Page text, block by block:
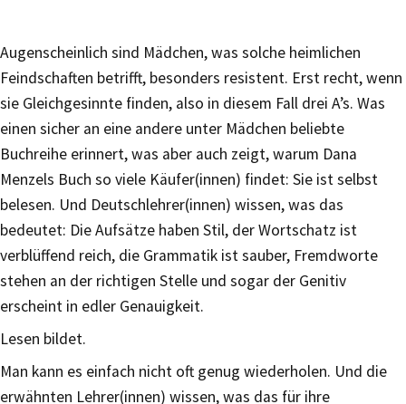
Augenscheinlich sind Mädchen, was solche heimlichen
Feindschaften betrifft, besonders resistent. Erst recht, wenn
sie Gleichgesinnte finden, also in diesem Fall drei A’s. Was
einen sicher an eine andere unter Mädchen beliebte
Buchreihe erinnert, was aber auch zeigt, warum Dana
Menzels Buch so viele Käufer(innen) findet: Sie ist selbst
belesen. Und Deutschlehrer(innen) wissen, was das
bedeutet: Die Aufsätze haben Stil, der Wortschatz ist
verblüffend reich, die Grammatik ist sauber, Fremdworte
stehen an der richtigen Stelle und sogar der Genitiv
erscheint in edler Genauigkeit.
Lesen bildet.
Man kann es einfach nicht oft genug wiederholen. Und die
erwähnten Lehrer(innen) wissen, was das für ihre